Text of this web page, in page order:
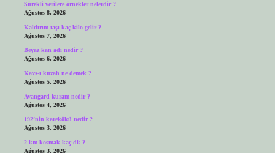
Sürekli verilere örnekler nelerdir ?
Ağustos 8, 2026
Kaldırım taşı kaç kilo gelir ?
Ağustos 7, 2026
Beyaz kan adı nedir ?
Ağustos 6, 2026
Kavs-ı kuzah ne demek ?
Ağustos 5, 2026
Avangard kuram nedir ?
Ağustos 4, 2026
192’nin karekökü nedir ?
Ağustos 3, 2026
2 km kosmak kaç dk ?
Ağustos 3, 2026